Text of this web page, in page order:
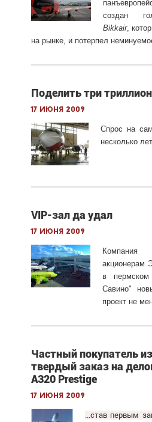
создан
Bikkair,
на рынке, и потерпел
Поделить три
17 июня 2009
Спрос на
несколько лет
VIP-зал да удал
17 июня 2009
акционерам
в
Савино"
проект не
Частный покупатель
твердый заказ на
A320 Prestige
17 июня 2009
...став первым